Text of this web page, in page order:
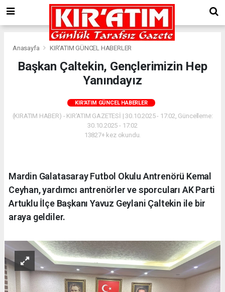
Anasayfa KIR'ATIM GÜNCEL HABERLER
Başkan Çaltekin, Gençlerimizin Hep
Yanındayız
KIR'ATIM GÜNCEL HABERLER
(KIRATIM HABER) - KIR'ATIM GAZETESİ | 30.10.2025 - 17:02, Güncelleme:
30.10.2025 - 17:02
13827+ kez okundu.
Mardin Galatasaray Futbol Okulu Antrenörü Kemal
Ceyhan, yardımcı antrenörler ve sporcuları AK Parti
Artuklu İlçe Başkanı Yavuz Geylani Çaltekin ile bir
araya geldiler.